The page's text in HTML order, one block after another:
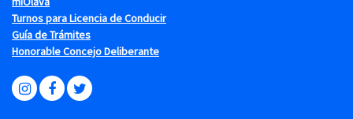
Turnos para Licencia de Conducir
Guía de Trámites
Honorable Concejo Deliberante